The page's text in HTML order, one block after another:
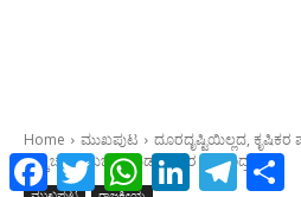
Facebook
TwitterWhatsApp
LinkedInTelegram